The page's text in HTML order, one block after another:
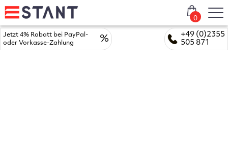
+49 (0)2355
505 871
Jetzt 4% Rabatt bei PayPal-
oder Vorkasse-Zahlung
%
0